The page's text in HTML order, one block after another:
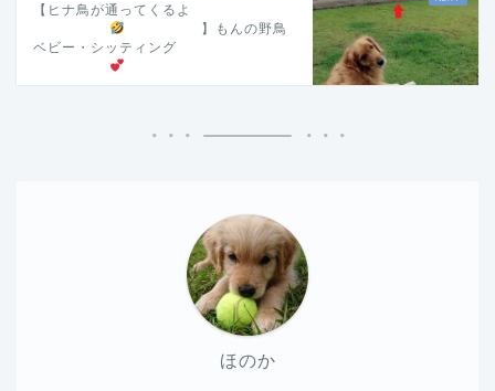
【ヒナ鳥が通ってくるよ
】もんの野鳥
ベビー・シッティング
ほのか